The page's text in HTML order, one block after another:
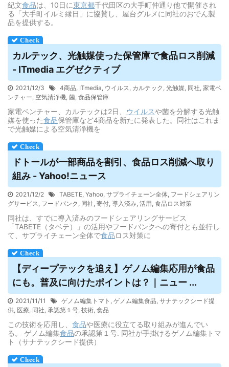
紀文食品は、10日に東京都千代田区の大手町仲通り他で開催され
る「大手町イルミ縁日」に協賛し、屋台グルメに同社のおでん製
品を提供する。
カルテック、光触媒使った保管庫で食品ロス削減
- ITmedia エグゼクティブ
2021/12/3 4商品, ITmedia, ウイルス, カルテック , 光触媒, 同社, 家電ベ
ンチャー, 空気清浄機, 菌, 食品保管庫
家電ベンチャー、カルテックは2日、 ウイルスや菌を分解する光触
媒を使った食品保管庫など4商品を新たに発表した。同社はこれま
で光触媒による空気清浄機を
ドトールが一部商品を割引、 食品ロス削減へ取り
組み - Yahoo!ニュース
2021/12/2 TABETE, Yahoo, サプライチェーン全体, フードシェアリン
グサービス, フードバンク , 同社, 寄付, 導入済み, 活用, 食品ロス対策
同社は、すでに導入済みのフードシェアリングサービス
「TABETE（タベテ）」の活用やフードバンクへの寄付とも並行し
て、サプライチェーン全体で食品ロス対策に
【ディープテックを追え】ゲノム編集応用が食品
にも。普及に向けたポイントは？｜ニュー ...
2021/11/11 ゲノム編集トマト , ゲノム編集食品, サナテックシード提
供, 医療, 同社, 承認第１号, 技術, 食品
この技術を応用し、 食品や医療に役立てる取り組みが進んでい
る。 ゲノム編集食品の承認第１号. 同社が手掛けるゲノム編集トマ
ト（サナテックシード提供）